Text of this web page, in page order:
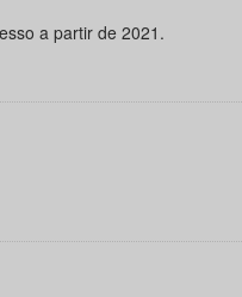
a partir de 2021.